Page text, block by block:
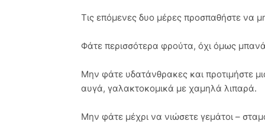
Τις επόμενες δυο μέρες προσπαθήστε να
Φάτε περισσότερα φρούτα, όχι όμως
Μην φάτε υδατάνθρακες και προτιμήστε
αυγά, γαλακτοκομικά με χαμηλά λιπαρά.
Μην φάτε μέχρι να νιώσετε γεμάτοι –